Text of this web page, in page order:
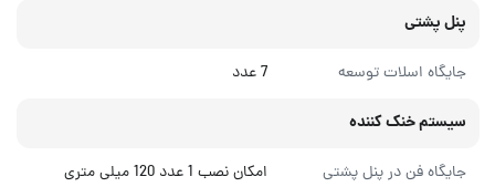
پنل پشتی
جایگاه اسلات توسعه 7 عدد
سیستم خنک کننده
جایگاه فن در پنل پشتی امکان نصب 1 عدد 120 میلی متری